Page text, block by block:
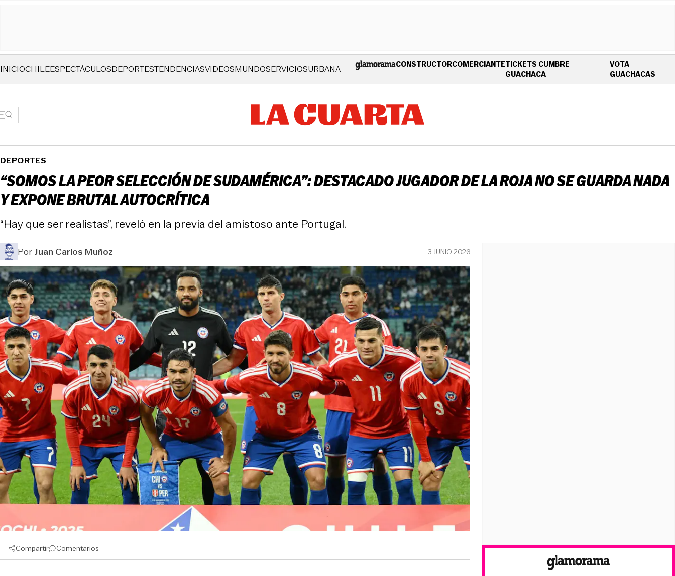
INICIOCHILEESPECTÁCULOSDEPORTESTENDENCIASVIDEOSMUNDOSERVICIOSURBANA CONSTRUCTORCOMERCIANTETICKETS CUMBRE
GUACHACAOPENS IN NEW WINDOW
VOTA
GUACHACAS
DEPORTES
“SOMOS LA PEOR SELECCIÓN DE SUDAMÉRICA”: DESTACADO JUGADOR DE LA ROJA NO SE GUARDA NADA
Y EXPONE BRUTAL AUTOCRÍTICA
“Hay que ser realistas”, reveló en la previa del amistoso ante Portugal.
PorJuan Carlos Muñoz 3 JUNIO 2026
Compartir Comentarios